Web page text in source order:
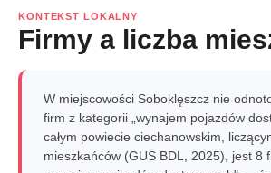
KONTEKST LOKALNY
Firmy a liczba
W miejscowości Soboklęszcz nie
firm z kategorii „wynajem pojazdów
całym powiecie ciechanowskim,
mieszkańców (GUS BDL, 2025), jest 8